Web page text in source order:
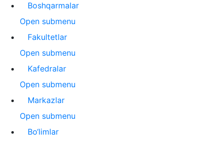
Boshqarmalar
Open submenu
Fakultetlar
Open submenu
Kafedralar
Open submenu
Markazlar
Open submenu
Bo‘limlar